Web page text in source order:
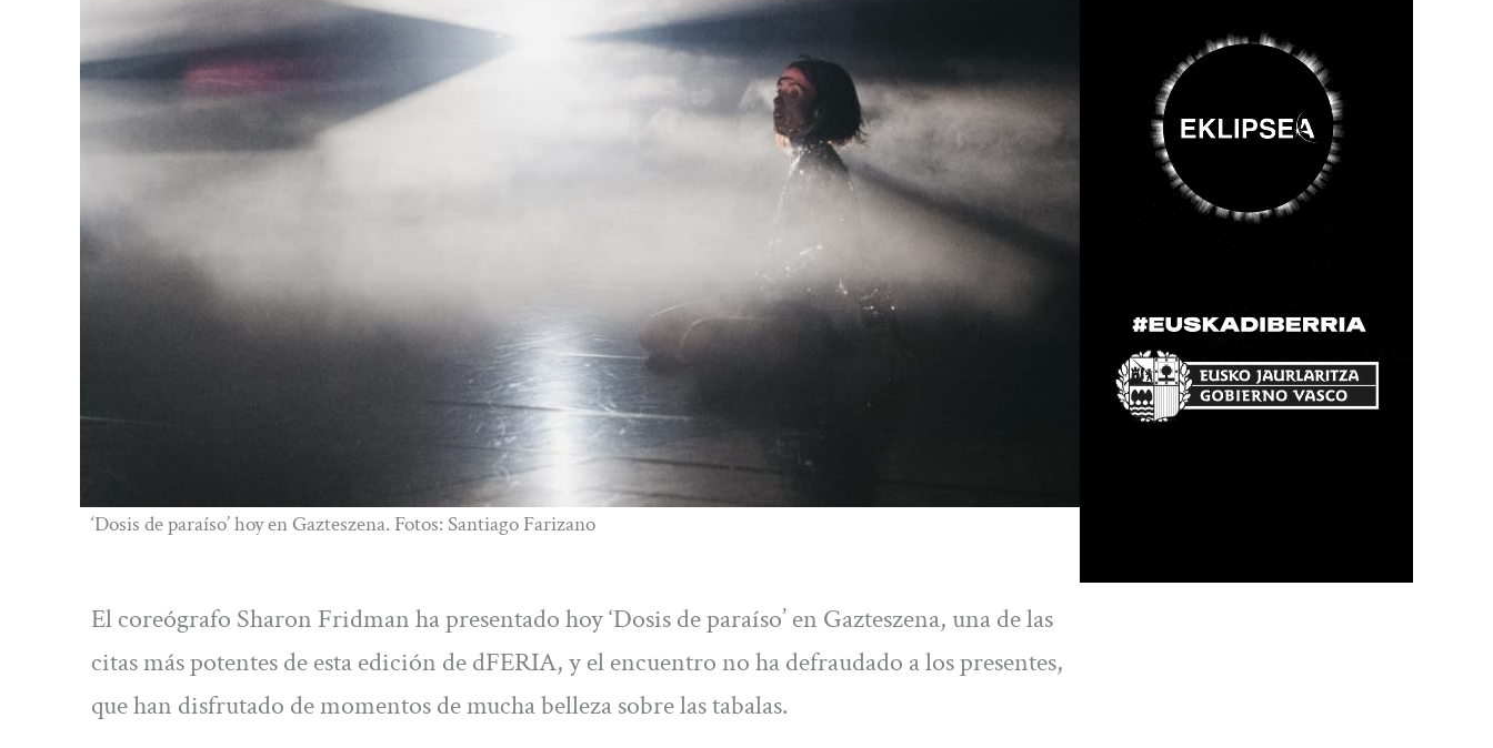
‘Dosis de paraíso’ hoy en Gazteszena. Fotos: Santiago Farizano
El coreógrafo Sharon Fridman ha presentado hoy ‘Dosis de paraíso’ en Gazteszena, una de las
citas más potentes de esta edición de dFERIA, y el encuentro no ha defraudado a los presentes,
que han disfrutado de momentos de mucha belleza sobre las tabalas.